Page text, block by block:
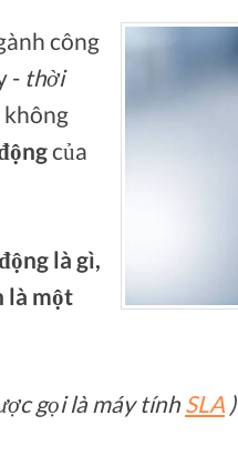
công
- thời
không
của
là gì,
là một
gọi là máy tínhSLA )